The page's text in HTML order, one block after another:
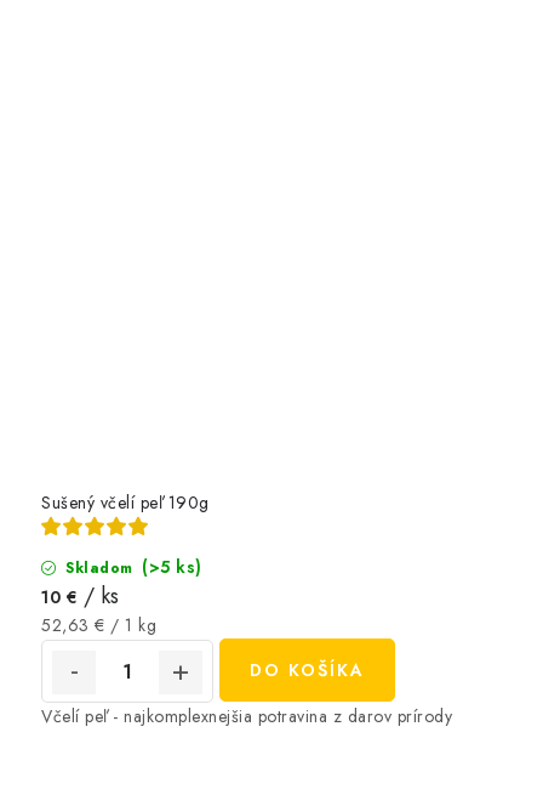
Sušený včelí peľ 190g
Skladom (>5 ks)
10 € / ks
Jednotková
cena:
52,63 € / 1 kg
DO KOŠÍKA
Včelí peľ - najkomplexnejšia potravina z darov prírody